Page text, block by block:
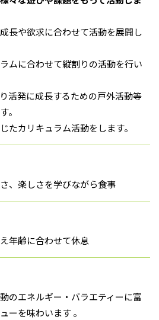
長や欲求に合わせて活動を展開し
ムに合わせて縦割りの活動を行い
活発に成長するための戸外活動等
。
たカリキュラム活動をします。
、楽しさを学びながら食事
年齢に合わせて休息
のエネルギー・バラエティーに富
ーを味わいます 。